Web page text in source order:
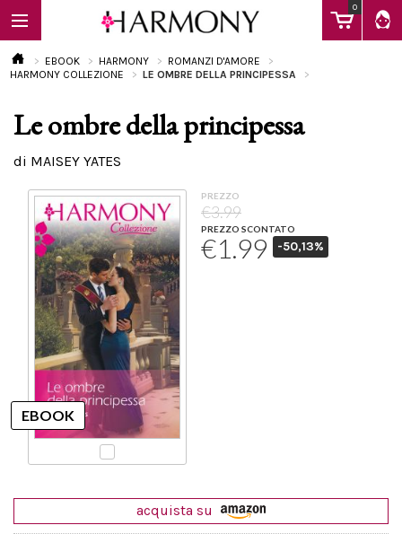
0
EBOOK
Calendario
EBOOK HARMONY
ROMANZI D'AMORE
HARMONY COLLEZIONE
LE OMBRE DELLA PRINCIPESSA
Le ombre della principessa
di MAISEY YATES
PREZZO
€3.99
PREZZO SCONTATO
€1.99 -50,13%
acquista su